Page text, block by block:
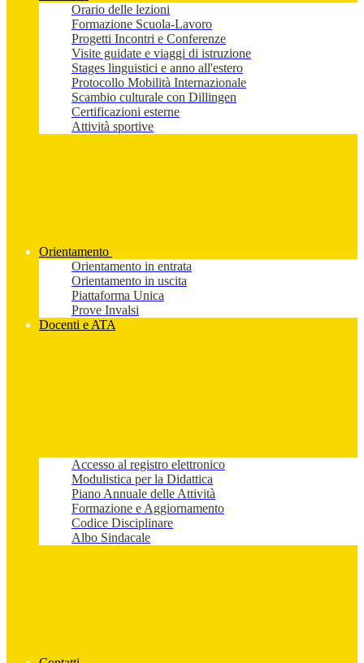
Orario delle lezioni
Formazione Scuola-Lavoro
Progetti Incontri e Conferenze
Visite guidate e viaggi di istruzione
Stages linguistici e anno all'estero
Protocollo Mobilità Internazionale
Scambio culturale con Dillingen
Certificazioni esterne
Attività sportive
Orientamento
Orientamento in entrata
Orientamento in uscita
Piattaforma Unica
Prove Invalsi
Docenti e ATA
Accesso al registro elettronico
Modulistica per la Didattica
Piano Annuale delle Attività
Formazione e Aggiornamento
Codice Disciplinare
Albo Sindacale